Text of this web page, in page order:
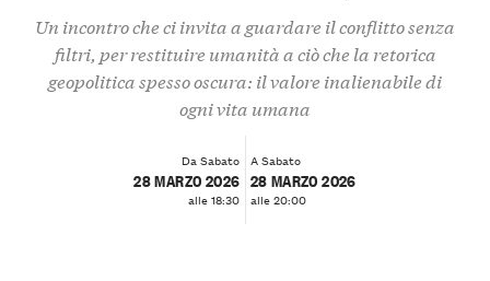
Un incontro che ci invita a guardare il conflitto senza
filtri, per restituire umanità a ciò che la retorica
geopolitica spesso oscura: il valore inalienabile di
ogni vita umana
Da Sabato
28 MARZO 2026
alle 18:30
A Sabato
28 MARZO 2026
alle 20:00